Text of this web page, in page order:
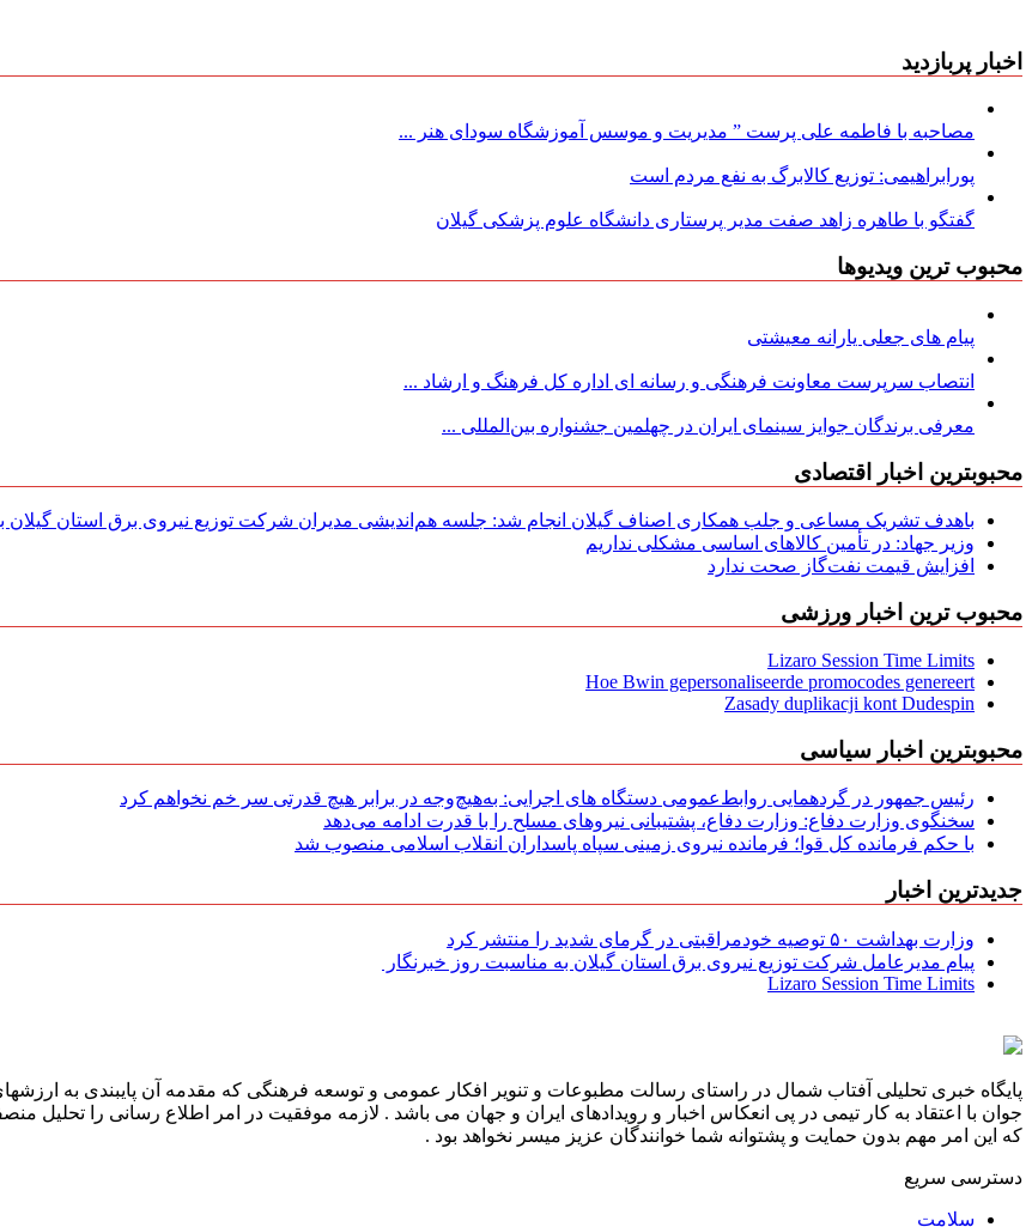
اخبار پربازدید
مصاحبه با فاطمه علی پرست ” مدیریت و موسس آموزشگاه سودای هنر ...
پورابراهیمی: توزیع کالابرگ به نفع مردم است
گفتگو با طاهره زاهد صفت مدیر پرستاری دانشگاه علوم پزشکی گیلان
محبوب ترین ویدیوها
پیام های جعلی یارانه معیشتی
انتصاب سرپرست معاونت فرهنگی و رسانه ای اداره کل فرهنگ و ارشاد ...
معرفی برندگان جوایز سینمای ایران در چهلمین جشنواره بین‌المللی ...
محبوبترین اخبار اقتصادی
باهدف تشریک مساعی و جلب همکاری اصناف گیلان انجام شد: جلسه هم‌اندیشی مدیران شركت توزیع نیروی برق استان گیلان
وزیر جهاد: در تأمین کالاهای اساسی مشکلی نداریم
افزایش قیمت نفت‌گاز صحت ندارد
محبوب ترین اخبار ورزشی
Lizaro Session Time Limits
Hoe Bwin gepersonaliseerde promocodes genereert
Zasady duplikacji kont Dudespin
محبوبترین اخبار سیاسی
رئیس جمهور در گردهمایی روابط‌عمومی دستگاه های اجرایی: به‌هیچ‌وجه در برابر هیچ قدرتی سر خم نخواهم کرد
سخنگوی وزارت دفاع: وزارت دفاع، پشتیبانی نیرو‌های مسلح را با قدرت ادامه می‌دهد
با حکم فرمانده کل قوا؛ فرمانده نیروی زمینی سپاه پاسداران انقلاب اسلامی منصوب شد
جدیدترین اخبار
وزارت بهداشت ۵۰ توصیه خودمراقبتی در گرمای شدید را منتشر کرد
پیام مدیرعامل شركت توزیع نیروی برق استان گیلان به مناسبت روز خبرنگار ‌
Lizaro Session Time Limits
پایگاه خبری تحلیلی آفتاب شمال در راستای رسالت مطبوعات و تنویر افکار عمومی و توسعه فرهنگی که مقدمه آن پایبندی به
جوان با اعتقاد به کار تیمی در پی انعکاس اخبار و رویدادهای ایران و جهان می باشد . لازمه موفقیت در امر اطلاع رسانی را تحلیل
که این امر مهم بدون حمایت و پشتوانه شما خوانندگان عزیز میسر نخواهد بود .
دسترسی سریع
سلامت